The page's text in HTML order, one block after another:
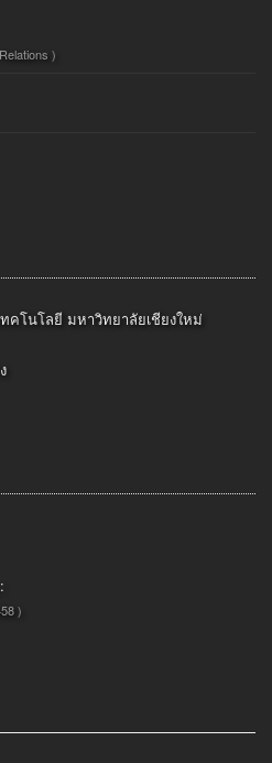
)
คโนโลยี มหาวิทยาลัยเชียงใหม่
)